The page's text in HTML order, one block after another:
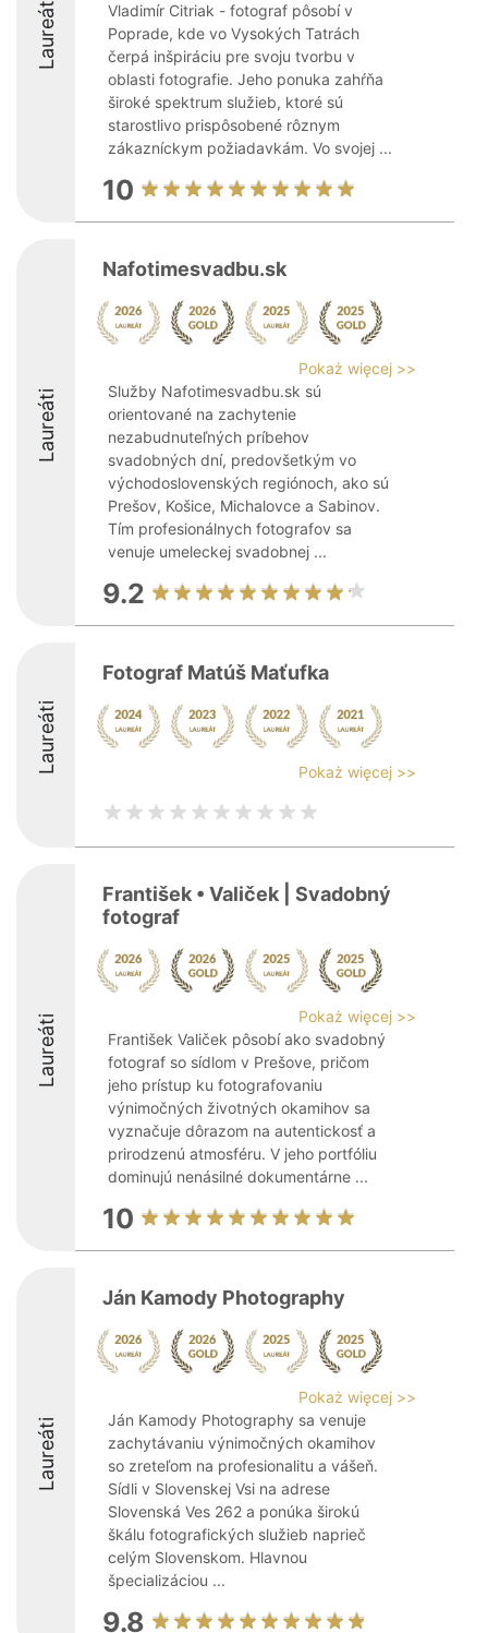
Laureáti
Vladimír Citriak - fotograf pôsobí v
Poprade, kde vo Vysokých Tatrách
čerpá inšpiráciu pre svoju tvorbu v
oblasti fotografie. Jeho ponuka zahŕňa
široké spektrum služieb, ktoré sú
starostlivo prispôsobené rôznym
zákazníckym požiadavkám. Vo svojej ...
10
Laureáti
Nafotimesvadbu.sk
Pokaż więcej >>
Služby Nafotimesvadbu.sk sú
orientované na zachytenie
nezabudnuteľných príbehov
svadobných dní, predovšetkým vo
východoslovenských regiónoch, ako sú
Prešov, Košice, Michalovce a Sabinov.
Tím profesionálnych fotografov sa
venuje umeleckej svadobnej ...
9.2
Laureáti
Fotograf Matúš Maťufka
Pokaż więcej >>
Laureáti
František • Valiček | Svadobný
fotograf
Pokaż więcej >>
František Valiček pôsobí ako svadobný
fotograf so sídlom v Prešove, pričom
jeho prístup ku fotografovaniu
výnimočných životných okamihov sa
vyznačuje dôrazom na autentickosť a
prirodzenú atmosféru. V jeho portfóliu
dominujú nenásilné dokumentárne ...
10
Laureáti
Ján Kamody Photography
Pokaż więcej >>
Ján Kamody Photography sa venuje
zachytávaniu výnimočných okamihov
so zreteľom na profesionalitu a vášeň.
Sídli v Slovenskej Vsi na adrese
Slovenská Ves 262 a ponúka širokú
škálu fotografických služieb naprieč
celým Slovenskom. Hlavnou
špecializáciou ...
9.8